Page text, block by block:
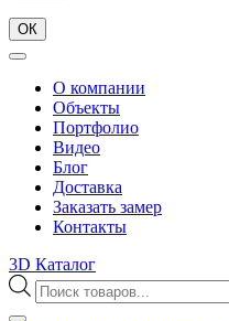
ОК
О компании
Объекты
Портфолио
Видео
Блог
Доставка
Заказать замер
Контакты
3D Каталог
Поиск
товаров